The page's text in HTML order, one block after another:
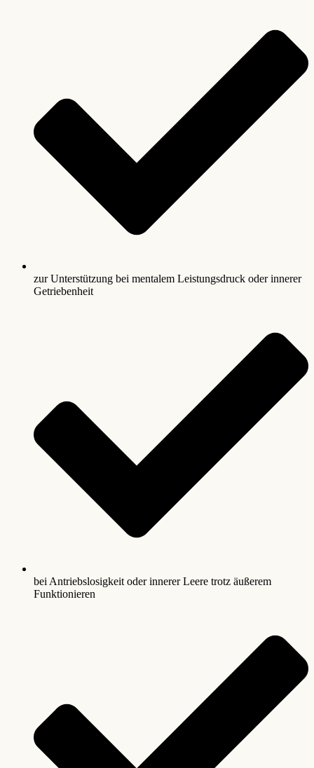
zur Unterstützung bei mentalem Leistungsdruck oder innerer
Getriebenheit
bei Antriebslosigkeit oder innerer Leere trotz äußerem
Funktionieren